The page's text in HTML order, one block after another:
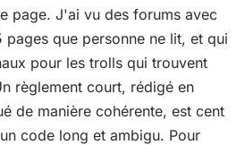
page. J'ai vu des forums avec
pages que personne ne lit, et qui
pour les trolls qui trouvent
règlement court, rédigé en
de manière cohérente, est cent
code long et ambigu. Pour